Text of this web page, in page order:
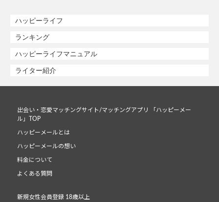
ハッピーライフ
ランキング
ハッピーライフマニュアル
ライター紹介
出会い・恋愛マッチングサイト/マッチングアプリ 「ハッピーメー
ル」TOP
ハッピーメールとは
ハッピーメールの想い
料金について
よくある質問
新規女性会員登録 18歳以上